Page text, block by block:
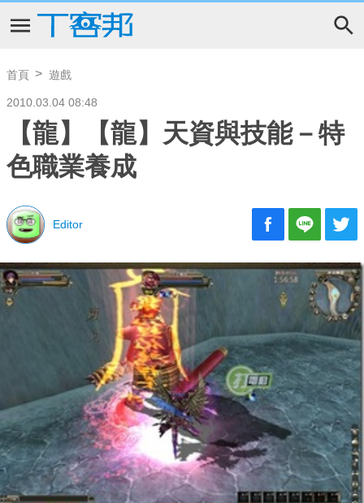
首頁 遊戲
2010.03.04 08:48
【龍】【龍】天資與技能－特
色職業養成
Editor